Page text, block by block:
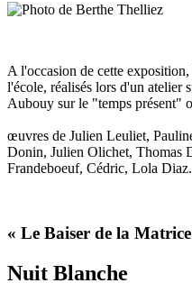
A l'occasion de cette
l'école, réalisés lors d'un
Aubouy sur le "temps présent"
œuvres de Julien Leuliet,
Donin, Julien Olichet, Thomas
Frandeboeuf, Cédric, Lola Diaz.
« Le Baiser de la
Nuit Blanche